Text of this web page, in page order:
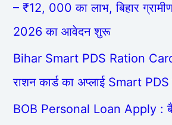
– ₹12, 000 का लाभ, बिहार
2026 का आवेदन शुरू
Bihar Smart PDS Ration
राशन कार्ड का अप्लाई Smart
BOB Personal Loan Apply :